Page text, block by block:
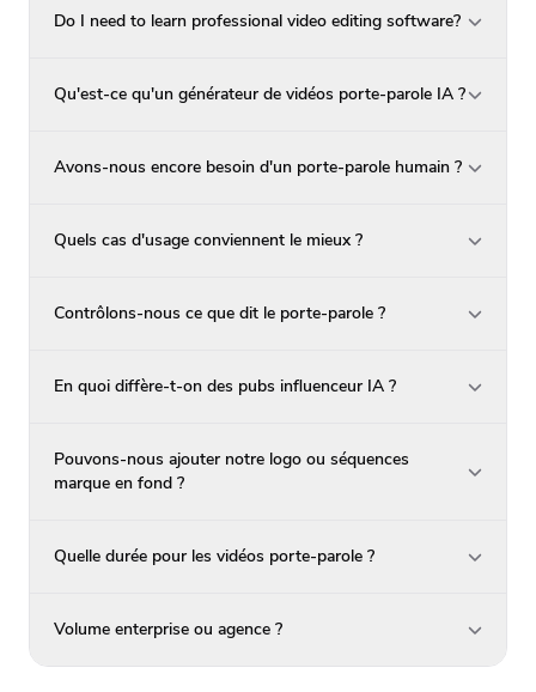
Do I need to learn professional video editing software?
Qu'est-ce qu'un générateur de vidéos porte-parole IA ?
Avons-nous encore besoin d'un porte-parole humain ?
Quels cas d'usage conviennent le mieux ?
Contrôlons-nous ce que dit le porte-parole ?
En quoi diffère-t-on des pubs influenceur IA ?
Pouvons-nous ajouter notre logo ou séquences
marque en fond ?
Quelle durée pour les vidéos porte-parole ?
Volume enterprise ou agence ?